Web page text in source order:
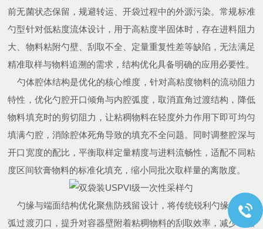
前无菌状态保留，规避转运、开袋过程中的外源污染。常规标准
勺型针对低粘度流体设计，用于高粘度半固体时，存在进料阻力
大、物料粘附勺壁、刮取不全、定量重复性差等缺陷，无法满足
精准取样与物料追溯的需求，结构优化具备明确的应用必要性。
勺体腔体结构是优化的核心维度，针对高粘度物料的流动阻力
特性，优化勺腔开口倾角与内腔弧度，取消直角过渡结构，降低
物料填充时的剪切阻力，让粘稠物料在轻度外力作用下即可均匀
填满勺腔，消除腔体死角导致的填充不全问题。同时调整腔深与
开口宽度的配比，平衡取样定量精度与进料流畅性，适配不同粘
度区间软膏物料的标准化填充，缩小同批次取样量的离散度。
勺缘与端面结构优化聚焦防残留设计，将传统锐利勺缘改为圆
弧过渡刃口，提升对容器壁附着粘稠物料的刮取效率，减少容器